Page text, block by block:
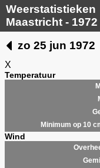
Weerstatistieken
Maastricht - 1972
zo 25 jun 1972
X
Temperatuur
Minimum op 10
Wind